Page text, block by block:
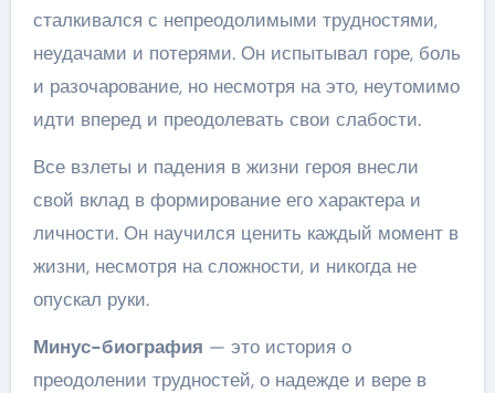
сталкивался с непреодолимыми трудностями,
неудачами и потерями. Он испытывал горе, боль
и разочарование, но несмотря на это, неутомимо
идти вперед и преодолевать свои слабости.
Все взлеты и падения в жизни героя внесли
свой вклад в формирование его характера и
личности. Он научился ценить каждый момент в
жизни, несмотря на сложности, и никогда не
опускал руки.
Минус-биография — это история о
преодолении трудностей, о надежде и вере в